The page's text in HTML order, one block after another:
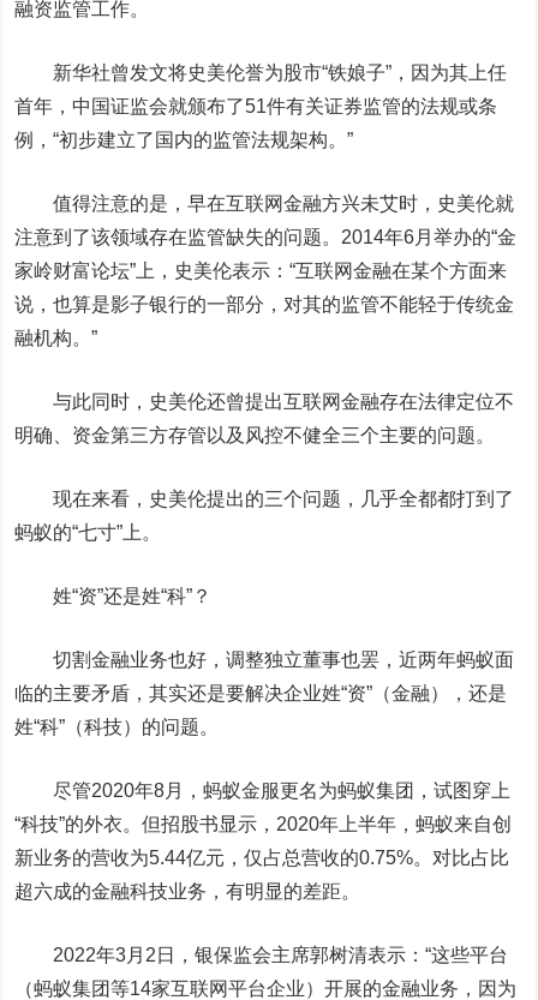
融资监管工作。
新华社曾发文将史美伦誉为股市“铁娘子”，因为其上任
首年，中国证监会就颁布了51件有关证券监管的法规或条
例，“初步建立了国内的监管法规架构。”
值得注意的是，早在互联网金融方兴未艾时，史美伦就
注意到了该领域存在监管缺失的问题。2014年6月举办的“金
家岭财富论坛”上，史美伦表示：“互联网金融在某个方面来
说，也算是影子银行的一部分，对其的监管不能轻于传统金
融机构。”
与此同时，史美伦还曾提出互联网金融存在法律定位不
明确、资金第三方存管以及风控不健全三个主要的问题。
现在来看，史美伦提出的三个问题，几乎全都都打到了
蚂蚁的“七寸”上。
姓“资”还是姓“科”？
切割金融业务也好，调整独立董事也罢，近两年蚂蚁面
临的主要矛盾，其实还是要解决企业姓“资”（金融），还是
姓“科”（科技）的问题。
尽管2020年8月，蚂蚁金服更名为蚂蚁集团，试图穿上
“科技”的外衣。但招股书显示，2020年上半年，蚂蚁来自创
新业务的营收为5.44亿元，仅占总营收的0.75%。对比占比
超六成的金融科技业务，有明显的差距。
2022年3月2日，银保监会主席郭树清表示：“这些平台
（蚂蚁集团等14家互联网平台企业）开展的金融业务，因为